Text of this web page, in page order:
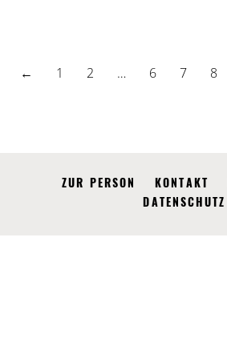
← 1 2 … 6 7 8
ZUR PERSON KONTAKT
DATENSCHUTZ